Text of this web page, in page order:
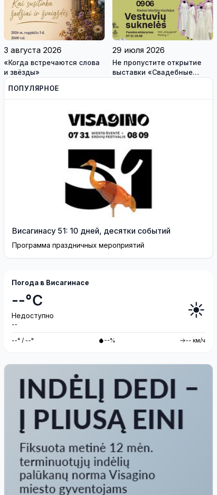
учения «Baltic Shadow»
3 августа 2026
«Когда встречаются слова
и звёзды»
29 июля 2026
Не пропустите открытие
выставки «Свадебные
платья» и лекцию историка
Васильева!
ПОПУЛЯРНОЕ
Висагинасу 51: 10 дней, десятки событий
Программа праздничных мероприятий
Погода в Висагинасе
--°C
Недоступно
--
☀️
--° / --° --% -- км/ч